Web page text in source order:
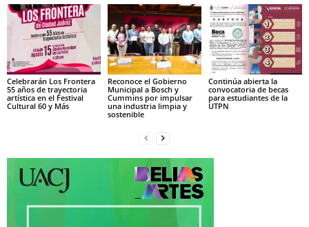
Celebrarán Los Frontera
55 años de trayectoria
artística en el Festival
Cultural 60 y Más
Reconoce el Gobierno
Municipal a Bosch y
Cummins por impulsar
una industria limpia y
sostenible
Continúa abierta la
convocatoria de becas
para estudiantes de la
UTPN